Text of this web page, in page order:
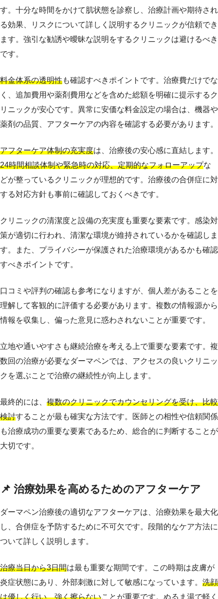
す。十分な時間をかけて肌状態を診察し、治療計画や期待され
る効果、リスクについて詳しく説明するクリニックが信頼でき
ます。強引な勧誘や曖昧な説明をするクリニックは避けるべき
です。
料金体系の透明性も確認すべきポイントです。治療費だけでな
く、追加費用や薬剤費用などを含めた総額を明確に提示するク
リニックが安心です。異常に安価な料金設定の場合は、機器や
薬剤の品質、アフターケアの内容を確認する必要があります。
アフターケア体制の充実度は、治療後の安心感に直結します。
24時間相談体制や緊急時の対応、定期的なフォローアップな
どが整っているクリニックが理想的です。治療後の合併症に対
する対応方針も事前に確認しておくべきです。
クリニックの清潔度と設備の充実度も重要な要素です。感染対
策が適切に行われ、清潔な環境が維持されているかを確認しま
す。また、プライバシーが保護された治療環境があるかも確認
すべきポイントです。
口コミや評判の確認も参考になりますが、個人差があることを
理解して客観的に評価する必要があります。複数の情報源から
情報を収集し、偏った意見に惑わされないことが重要です。
立地や通いやすさも継続治療を考える上で重要な要素です。複
数回の治療が必要なダーマペンでは、アクセスの良いクリニッ
クを選ぶことで治療の継続性が向上します。
最終的には、 複数のクリニックでカウンセリングを受け、比較
検討することが最も確実な方法です。医師との相性や信頼関係
も治療成功の重要な要素であるため、総合的に判断することが
大切です。
📌 治療効果を高めるためのアフターケア
ダーマペン治療後の適切なアフターケアは、治療効果を最大化
し、合併症を予防するために不可欠です。段階的なケア方法に
ついて詳しく説明します。
治療当日から3日間は最も重要な期間です。この時期は皮膚が
炎症状態にあり、外部刺激に対して敏感になっています。 洗顔
は優しく行い、強く擦らないことが重要です。ぬるま湯で軽く